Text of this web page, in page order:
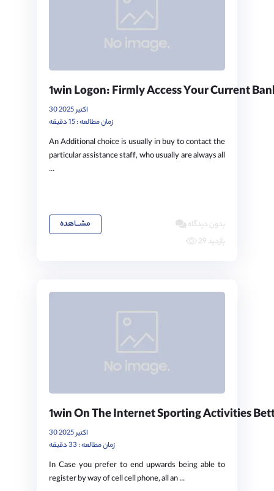
1win Logon: Firmly Access Your Current
30 اکتبر 2025
زمان مطالعه : 15 دقیقه
An Additional choice is usually in buy to contact the
particular assistance staff, who usually are always all
...
مشـــاهده
بدون دیدگاه
29 بازدید
1win On The Internet Sporting Activities
30 اکتبر 2025
زمان مطالعه : 33 دقیقه
In Case you prefer to end upwards being able to
register by way of cell cell phone, all an ...